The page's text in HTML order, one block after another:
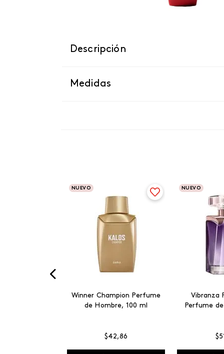
Descripción
Medidas
NUEVO
Winner Champion Perfume
de Hombre, 100 ml
$42,86
NUEVO
Vibranza
Perfume
$51